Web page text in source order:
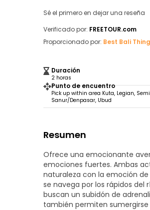
Sé el primero en dejar una reseña
Verificado por: FREETOUR.com
Proporcionado por: Best Bali
Duración
2 horas
Punto de encuentro
Pick up within area Kuta, Legian,
Sanur/Denpasar, Ubud
Resumen
Ofrece una emocionante
emociones fuertes. Ambas
naturaleza con la emoción
se navega por los rápidos
buscan un subidón de
también permiten sumergirse